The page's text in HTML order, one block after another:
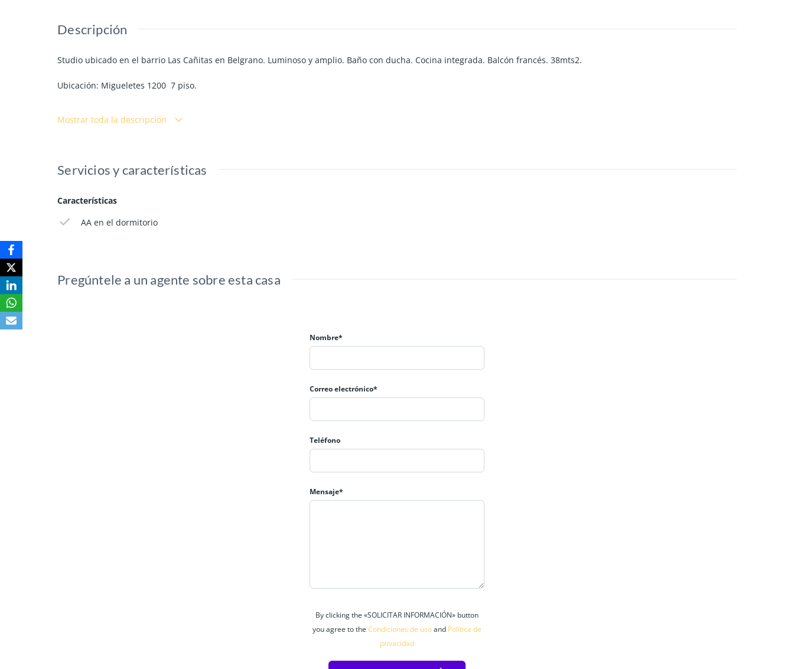
Descripción
Studio ubicado en el barrio Las Cañitas en Belgrano. Luminoso y amplio. Baño con ducha. Cocina integrada. Balcón francés. 38mts2.
Ubicación: Migueletes 1200 7 piso.
Mes de depósito reembolsable.
Mostrar toda la descripción
Servicios y características
Características
AA en el dormitorio
Pregúntele a un agente sobre esta casa
Nombre*
Correo electrónico*
Teléfono
Mensaje*
By clicking the «SOLICITAR INFORMACIÓN» button
you agree to the Condiciones de usoand Política de
privacidad